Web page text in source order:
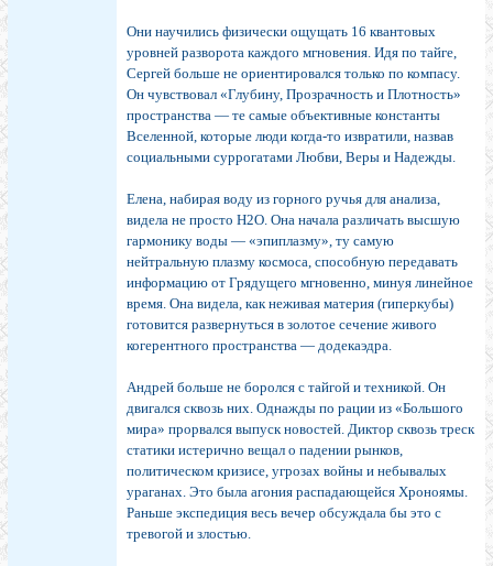
Они научились физически ощущать 16 квантовых
уровней разворота каждого мгновения. Идя по тайге,
Сергей больше не ориентировался только по компасу.
Он чувствовал «Глубину, Прозрачность и Плотность»
пространства — те самые объективные константы
Вселенной, которые люди когда-то извратили, назвав
социальными суррогатами Любви, Веры и Надежды.
Елена, набирая воду из горного ручья для анализа,
видела не просто H2O. Она начала различать высшую
гармонику воды — «эпиплазму», ту самую
нейтральную плазму космоса, способную передавать
информацию от Грядущего мгновенно, минуя линейное
время. Она видела, как неживая материя (гиперкубы)
готовится развернуться в золотое сечение живого
когерентного пространства — додекаэдра.
Андрей больше не боролся с тайгой и техникой. Он
двигался сквозь них. Однажды по рации из «Большого
мира» прорвался выпуск новостей. Диктор сквозь треск
статики истерично вещал о падении рынков,
политическом кризисе, угрозах войны и небывалых
ураганах. Это была агония распадающейся Хроноямы.
Раньше экспедиция весь вечер обсуждала бы это с
тревогой и злостью.